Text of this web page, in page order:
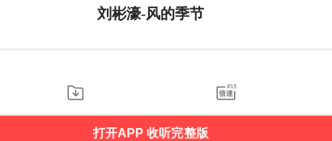
刘彬濠-风的季节
打开APP 收听完整版